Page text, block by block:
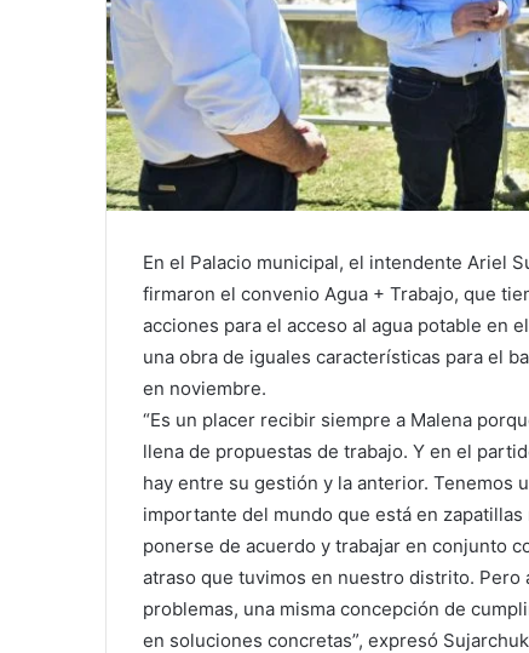
En el Palacio municipal, el intendente Ariel
firmaron el convenio Agua + Trabajo, que
acciones para el acceso al agua potable en
una obra de iguales características para el
en noviembre.
“Es un placer recibir siempre a Malena
llena de propuestas de trabajo. Y en el
hay entre su gestión y la anterior. Tenemos
importante del mundo que está en
ponerse de acuerdo y trabajar en conjunto
atraso que tuvimos en nuestro distrito. Pero
problemas, una misma concepción de
en soluciones concretas”, expresó